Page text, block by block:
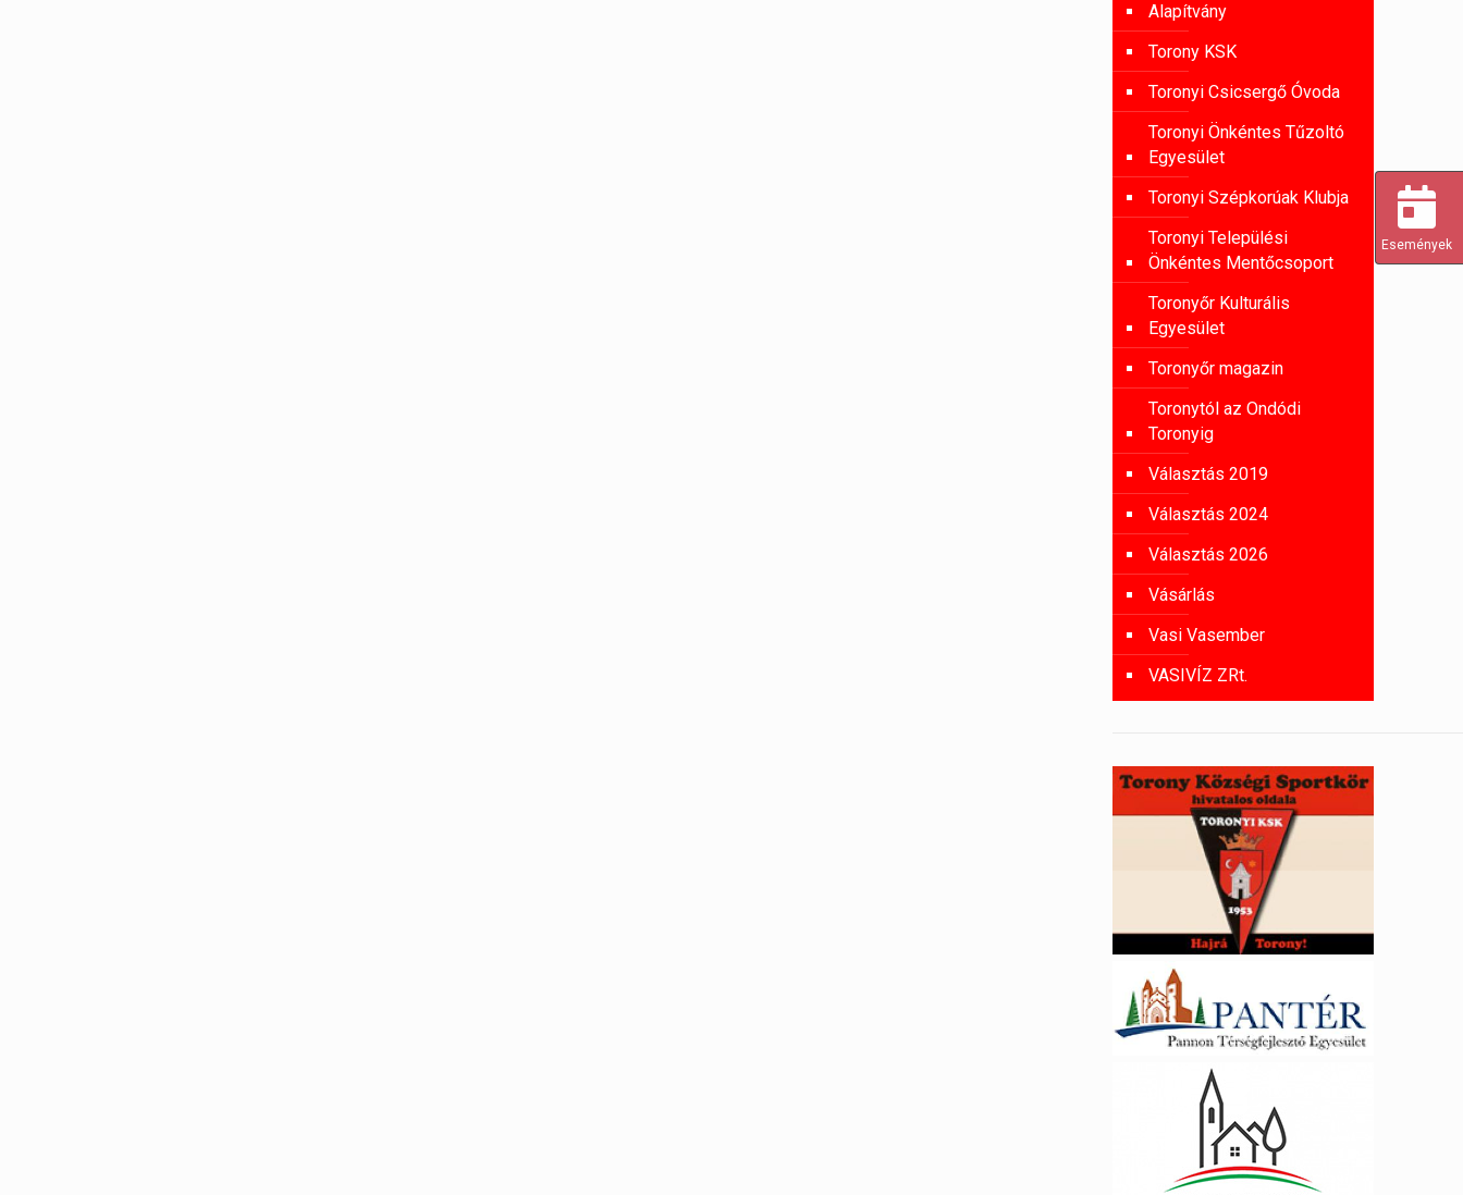
Alapítvány
Torony KSK
Toronyi Csicsergő Óvoda
Toronyi Önkéntes Tűzoltó
Egyesület
Toronyi Szépkorúak Klubja
Toronyi Települési
Önkéntes Mentőcsoport
Toronyőr Kulturális
Egyesület
Toronyőr magazin
Toronytól az Ondódi
Toronyig
Választás 2019
Választás 2024
Választás 2026
Vásárlás
Vasi Vasember
VASIVÍZ ZRt.
Események